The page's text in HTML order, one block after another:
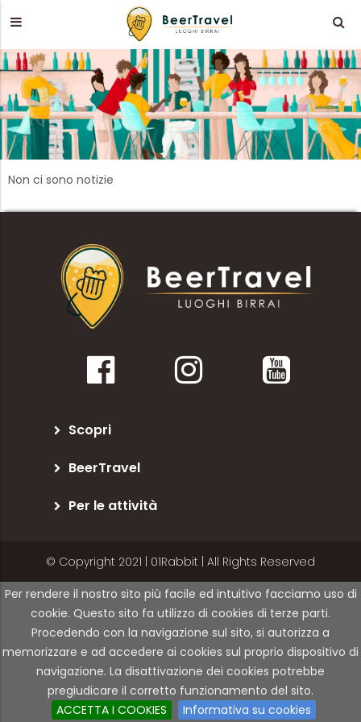
Per rendere il nostro sito più facile ed intuitivo facciamo uso di
cookie. Questo sito fa utilizzo di cookies di terze parti.
Procedendo con la navigazione sul sito, si autorizza a
memorizzare e ad accedere ai cookies sul proprio dispositivo di
navigazione. La disattivazione dei cookies potrebbe
pregiudicare il corretto funzionamento del sito.
ACCETTA I COOKIES
Informativa su cookies
Non ci sono notizie
Scopri
BeerTravel
Per le attività
© Copyright 2021 | 01Rabbit | All Rights Reserved